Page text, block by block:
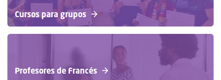
Cursos para grupos
Profesores de Francés